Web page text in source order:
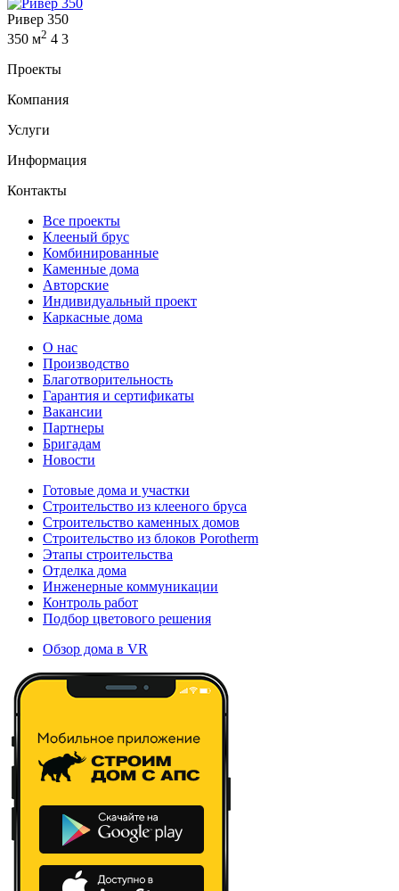
Ривер 350
350 м2 4 3
Проекты
Компания
Услуги
Информация
Контакты
Все проекты
Клееный брус
Комбинированные
Каменные дома
Авторские
Индивидуальный проект
Каркасные дома
О нас
Производство
Благотворительность
Гарантия и сертификаты
Вакансии
Партнеры
Бригадам
Новости
Готовые дома и участки
Строительство из клееного бруса
Строительство каменных домов
Строительство из блоков Porotherm
Этапы строительства
Отделка дома
Инженерные коммуникации
Контроль работ
Подбор цветового решения
Обзор дома в VR